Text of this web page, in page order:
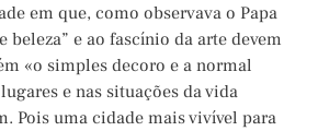
em que, como observava o Papa
beleza” e ao fascínio da arte devem
«o simples decoro e a normal
e nas situações da vida
Pois uma cidade mais vivível para